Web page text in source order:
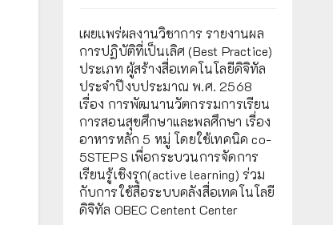
เผยเเพร่ผลงานวิชาการ รายงานผล
การปฏิบัติที่เป็นเลิศ (Best Practice)
ประเภท ผู้สร้างสื่อเทคโนโลยีดิจิทัล
ประจำปีงบประมาณ พ.ศ. 2568
เรื่อง การพัฒนานวัตกรรมการเรียน
การสอนสุขศึกษาและพลศึกษา เรื่อง
อาหารหลัก 5 หมู่ โดยใช้เทคนิค co-
5STEPS เพื่อกระบวนการจัดการ
เรียนรู้เชิงรุก(active learning) ร่วม
กับการใช้สื่อระบบคลังสื่อเทคโนโลยี
ดิจิทัล OBEC Centent Center